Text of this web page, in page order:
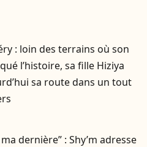
: loin des terrains où son
l’histoire, sa fille Hiziya
sa route dans un tout
dernière” : Shy’m adresse